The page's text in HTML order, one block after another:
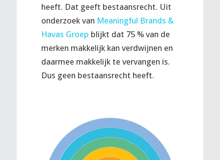
heeft. Dat geeft bestaansrecht. Uit
onderzoek van Meaningful Brands &
Havas Groep blijkt dat 75 % van de
merken makkelijk kan verdwijnen en
daarmee makkelijk te vervangen is.
Dus geen bestaansrecht heeft.